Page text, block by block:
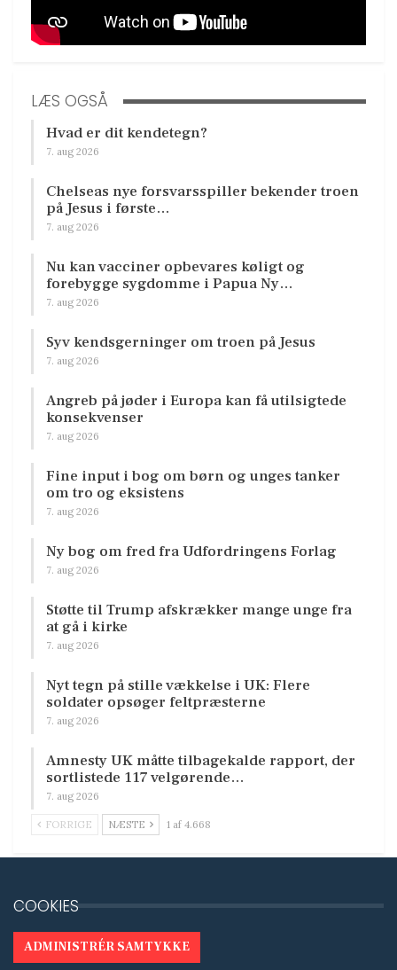
LÆS OGSÅ
Hvad er dit kendetegn?
7. aug 2026
Chelseas nye forsvarsspiller bekender troen
på Jesus i første…
7. aug 2026
Nu kan vacciner opbevares køligt og
forebygge sygdomme i Papua Ny…
7. aug 2026
Syv kendsgerninger om troen på Jesus
7. aug 2026
Angreb på jøder i Europa kan få utilsigtede
konsekvenser
7. aug 2026
Fine input i bog om børn og unges tanker
om tro og eksistens
7. aug 2026
Ny bog om fred fra Udfordringens Forlag
7. aug 2026
Støtte til Trump afskrækker mange unge fra
at gå i kirke
7. aug 2026
Nyt tegn på stille vækkelse i UK: Flere
soldater opsøger feltpræsterne
7. aug 2026
Amnesty UK måtte tilbagekalde rapport, der
sortlistede 117 velgørende…
7. aug 2026
FORRIGE NÆSTE 1 af 4.668
COOKIES
ADMINISTRÉR SAMTYKKE